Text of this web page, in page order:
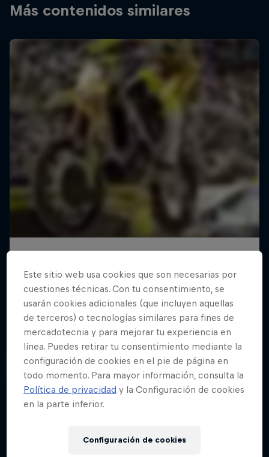
Más contenidos similares
Este sitio web usa cookies que son necesarias por
cuestiones técnicas. Con tu consentimiento, se
usarán cookies adicionales (que incluyen aquellas
de terceros) o tecnologías similares para fines de
mercadotecnia y para mejorar tu experiencia en
línea. Puedes retirar tu consentimiento mediante la
configuración de cookies en el pie de página en
todo momento. Para mayor información, consulta la
Política de privacidad y la Configuración de cookies
en la parte inferior.
Configuración de cookies